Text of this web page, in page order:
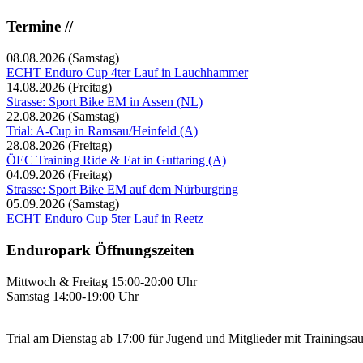
Termine //
08.08.2026 (Samstag)
ECHT Enduro Cup 4ter Lauf in Lauchhammer
14.08.2026 (Freitag)
Strasse: Sport Bike EM in Assen (NL)
22.08.2026 (Samstag)
Trial: A-Cup in Ramsau/Heinfeld (A)
28.08.2026 (Freitag)
ÖEC Training Ride & Eat in Guttaring (A)
04.09.2026 (Freitag)
Strasse: Sport Bike EM auf dem Nürburgring
05.09.2026 (Samstag)
ECHT Enduro Cup 5ter Lauf in Reetz
Enduropark Öffnungszeiten
Mittwoch & Freitag 15:00-20:00 Uhr
Samstag 14:00-19:00 Uhr
Trial am Dienstag ab 17:00 für Jugend und Mitglieder mit